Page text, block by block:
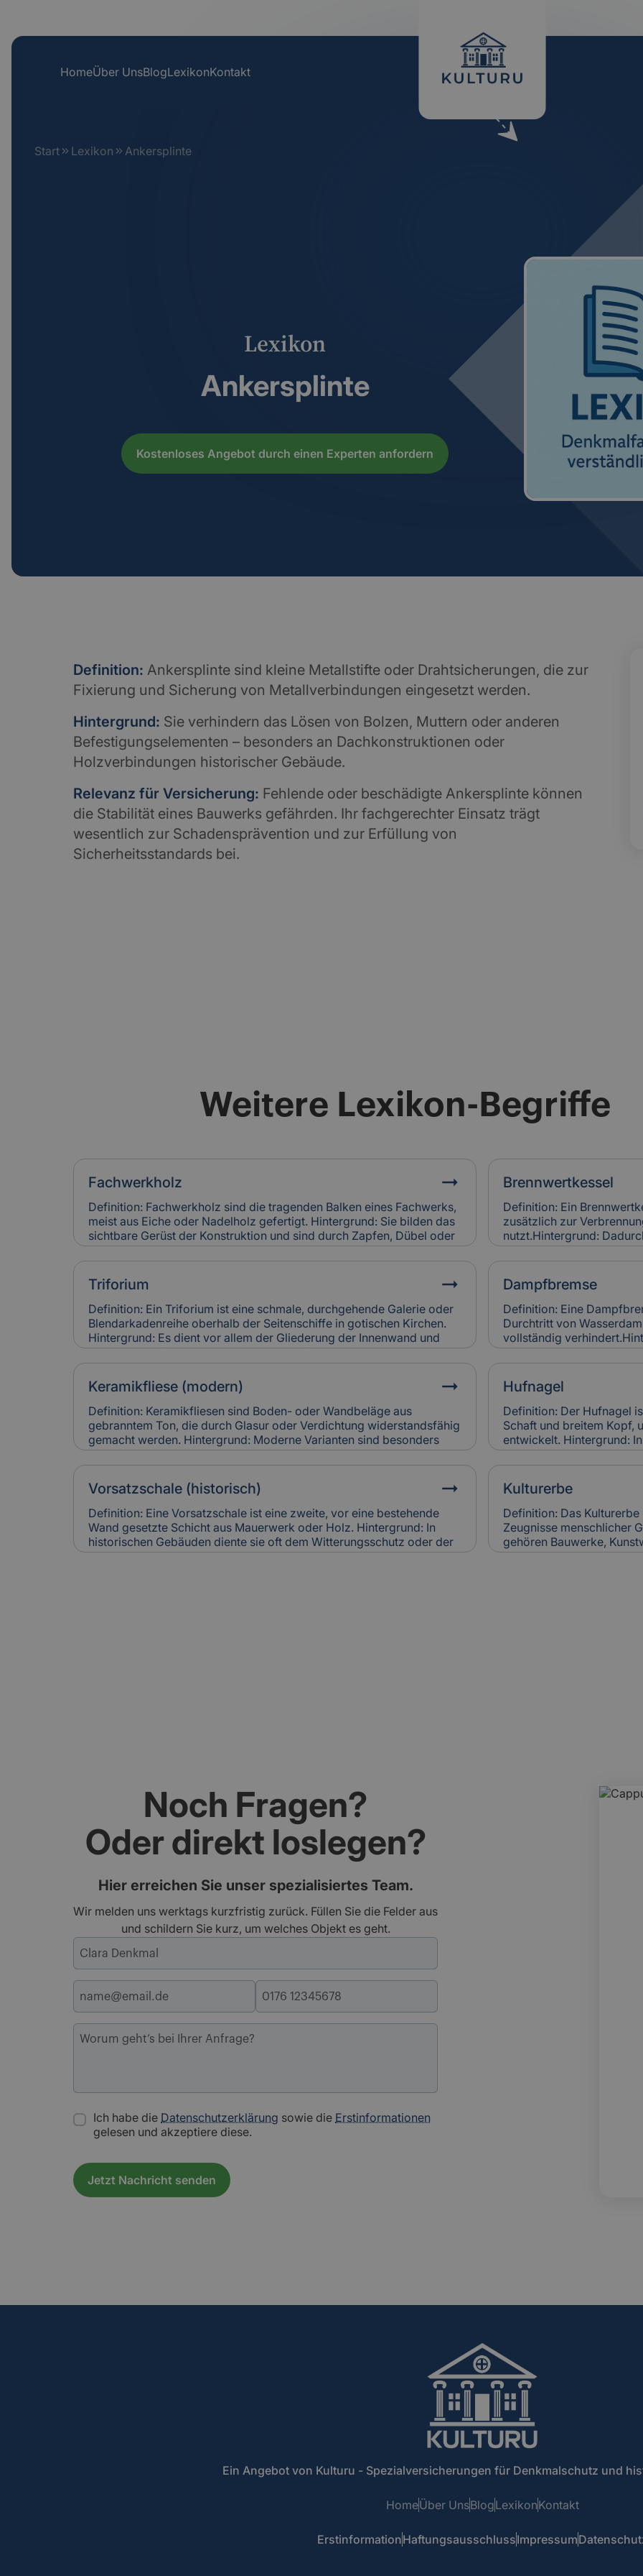
HomeÜber UnsBlogLexikonKontakt
Start Lexikon Ankersplinte
Lexikon
Ankersplinte
Kostenloses Angebot durch einen Experten anfordern
Definition: Ankersplinte sind kleine Metallstifte oder Drahtsicherungen, die zur
Fixierung und Sicherung von Metallverbindungen eingesetzt werden.
Hintergrund: Sie verhindern das Lösen von Bolzen, Muttern oder anderen
Befestigungselementen – besonders an Dachkonstruktionen oder
Holzverbindungen historischer Gebäude.
Relevanz für Versicherung: Fehlende oder beschädigte Ankersplinte können
die Stabilität eines Bauwerks gefährden. Ihr fachgerechter Einsatz trägt
wesentlich zur Schadensprävention und zur Erfüllung von
Sicherheitsstandards bei.
Weitere Lexikon-Begriffe
Fachwerkholz
Definition: Fachwerkholz sind die tragenden Balken eines Fachwerks,
meist aus Eiche oder Nadelholz gefertigt. Hintergrund: Sie bilden das
sichtbare Gerüst der Konstruktion und sind durch Zapfen, Dübel oder
Verblattungen miteinander verbunden. Fachwerkholz bestimmt
Stabilität und Erscheinungsbild eines Gebäudes. Relevanz für
Versicherung: Risse, Fäulnis oder Schädlingsbefall am Fachwerkholz
führen zu hohen Restaurierungskosten, die Versicherungen bei
denkmalgerechter Instandsetzung berücksichtigen.
Brennwertkessel
Definition: Ein
zusätzlich zur
nutzt.Hintergrund:
und spart Energie im
Denkmalgebäuden wird
Heizungsanlagen
Brennwertkessel senken
regelmäßige Wartung.
werden in der
Triforium
Definition: Ein Triforium ist eine schmale, durchgehende Galerie oder
Blendarkadenreihe oberhalb der Seitenschiffe in gotischen Kirchen.
Hintergrund: Es dient vor allem der Gliederung der Innenwand und
trägt zur Lichtführung und optischen Tiefe des Raumes bei. Relevanz
für Versicherung: Schäden an Triforien sind häufig schwer zugänglich
und teuer in der Restaurierung. Versicherungen bewerten sie
entsprechend ihres künstlerischen und baulichen Werts.
Dampfbremse
Definition: Eine
Durchtritt von
vollständig
Wandkonstruktionen
der Dämmung zu
Dampfbremsen können
Versicherungen
Bewertung der
Keramikfliese (modern)
Definition: Keramikfliesen sind Boden- oder Wandbeläge aus
gebranntem Ton, die durch Glasur oder Verdichtung widerstandsfähig
gemacht werden. Hintergrund: Moderne Varianten sind besonders
langlebig, pflegeleicht und in vielen Designs erhältlich. Sie werden
häufig zur Sanierung älterer Gebäude eingesetzt, um historische
Räume zeitgemäß nutzbar zu machen. Relevanz für Versicherung:
Keramikfliesen gelten als robust, können aber bei
Leitungswasserschäden hohe Reparaturkosten verursachen, wenn sie
vollständig ersetzt werden müssen.
Hufnagel
Definition: Der Hufnagel
Schaft und breitem Kopf,
entwickelt. Hintergrund:
Befestigungselement in
Alte Hufnägel sind oft
Bauweise. Relevanz für
Holzschäden
ersetzt, was in die
Sanierungen einfließt.
Vorsatzschale (historisch)
Definition: Eine Vorsatzschale ist eine zweite, vor eine bestehende
Wand gesetzte Schicht aus Mauerwerk oder Holz. Hintergrund: In
historischen Gebäuden diente sie oft dem Witterungsschutz oder der
optischen Aufwertung einer Fassade. Heute wird sie auch zur
Kulturerbe
Definition: Das
Zeugnisse menschlicher
gehören Bauwerke,
die über Generationen
Noch Fragen?
Oder direkt loslegen?
Hier erreichen Sie unser spezialisiertes Team.
Wir melden uns werktags kurzfristig zurück. Füllen Sie die Felder aus
und schildern Sie kurz, um welches Objekt es geht.
Ich habe die Datenschutzerklärung sowie die Erstinformationen
gelesen und akzeptiere diese.
Ein Angebot von Kulturu - Spezialversicherungen für Denkmalschutz und
HomeÜber UnsBlogLexikonKontakt
ErstinformationHaftungsausschlussImpressum